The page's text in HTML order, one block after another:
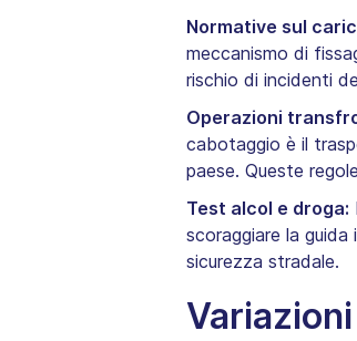
Normative sul
meccanismo di
rischio di incidenti
Operazioni
cabotaggio è il
paese. Queste
Test alcol e droga:
scoraggiare la
sicurezza stradale.